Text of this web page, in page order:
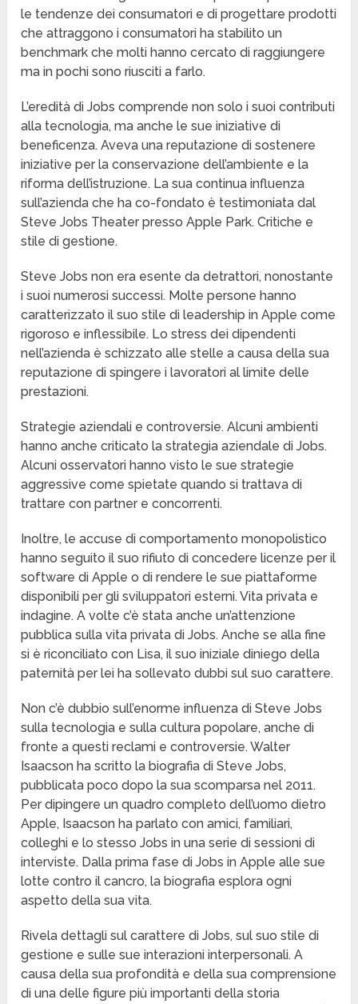
le tendenze dei consumatori e di progettare prodotti
che attraggono i consumatori ha stabilito un
benchmark che molti hanno cercato di raggiungere
ma in pochi sono riusciti a farlo.
L’eredità di Jobs comprende non solo i suoi contributi
alla tecnologia, ma anche le sue iniziative di
beneficenza. Aveva una reputazione di sostenere
iniziative per la conservazione dell’ambiente e la
riforma dell’istruzione. La sua continua influenza
sull’azienda che ha co-fondato è testimoniata dal
Steve Jobs Theater presso Apple Park. Critiche e
stile di gestione.
Steve Jobs non era esente da detrattori, nonostante
i suoi numerosi successi. Molte persone hanno
caratterizzato il suo stile di leadership in Apple come
rigoroso e inflessibile. Lo stress dei dipendenti
nell’azienda è schizzato alle stelle a causa della sua
reputazione di spingere i lavoratori al limite delle
prestazioni.
Strategie aziendali e controversie. Alcuni ambienti
hanno anche criticato la strategia aziendale di Jobs.
Alcuni osservatori hanno visto le sue strategie
aggressive come spietate quando si trattava di
trattare con partner e concorrenti.
Inoltre, le accuse di comportamento monopolistico
hanno seguito il suo rifiuto di concedere licenze per il
software di Apple o di rendere le sue piattaforme
disponibili per gli sviluppatori esterni. Vita privata e
indagine. A volte c’è stata anche un’attenzione
pubblica sulla vita privata di Jobs. Anche se alla fine
si è riconciliato con Lisa, il suo iniziale diniego della
paternità per lei ha sollevato dubbi sul suo carattere.
Non c’è dubbio sull’enorme influenza di Steve Jobs
sulla tecnologia e sulla cultura popolare, anche di
fronte a questi reclami e controversie. Walter
Isaacson ha scritto la biografia di Steve Jobs,
pubblicata poco dopo la sua scomparsa nel 2011.
Per dipingere un quadro completo dell’uomo dietro
Apple, Isaacson ha parlato con amici, familiari,
colleghi e lo stesso Jobs in una serie di sessioni di
interviste. Dalla prima fase di Jobs in Apple alle sue
lotte contro il cancro, la biografia esplora ogni
aspetto della sua vita.
Rivela dettagli sul carattere di Jobs, sul suo stile di
gestione e sulle sue interazioni interpersonali. A
causa della sua profondità e della sua comprensione
di una delle figure più importanti della storia